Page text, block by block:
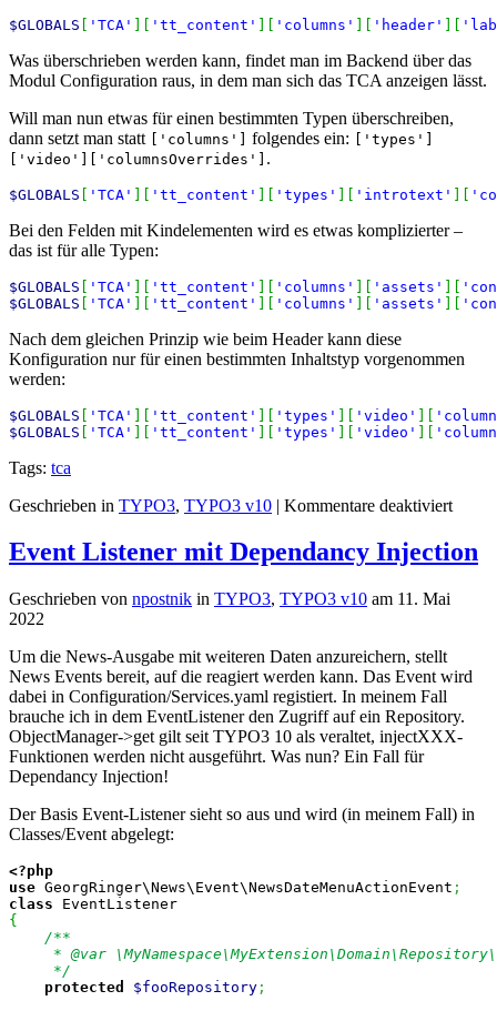
$GLOBALS [ 'TCA' ] [ 'tt_content' ] [ 'columns' ] [ 'header' ] [
Was überschrieben werden kann, findet man im Backend über das
Modul Configuration raus, in dem man sich das TCA anzeigen lässt.
Will man nun etwas für einen bestimmten Typen überschreiben,
dann setzt man statt ['columns'] folgendes ein: ['types']
['video']['columnsOverrides'] .
$GLOBALS [ 'TCA' ] [ 'tt_content' ] [ 'types' ] [ 'introtext' ] [
Bei den Felden mit Kindelementen wird es etwas komplizierter –
das ist für alle Typen:
$GLOBALS [ 'TCA' ] [ 'tt_content' ] [ 'columns' ] [ 'assets' ] [
$GLOBALS [ 'TCA' ] [ 'tt_content' ] [ 'columns' ] [ 'assets' ] [
Nach dem gleichen Prinzip wie beim Header kann diese
Konfiguration nur für einen bestimmten Inhaltstyp vorgenommen
werden:
$GLOBALS [ 'TCA' ] [ 'tt_content' ] [ 'types' ] [ 'video' ] [
$GLOBALS [ 'TCA' ] [ 'tt_content' ] [ 'types' ] [ 'video' ] [
Tags: tca
Geschrieben in TYPO3, TYPO3 v10 | Kommentare deaktiviertfür
für
Typen
Event Listener mit Dependancy Injection
Geschrieben von npostnik in TYPO3, TYPO3 v10 am 11. Mai
2022
Um die News-Ausgabe mit weiteren Daten anzureichern, stellt
News Events bereit, auf die reagiert werden kann. Das Event wird
dabei in Configuration/Services.yaml registiert. In meinem Fall
brauche ich in dem EventListener den Zugriff auf ein Repository.
ObjectManager->get gilt seit TYPO3 10 als veraltet, injectXXX-
Funktionen werden nicht ausgeführt. Was nun? Ein Fall für
Dependancy Injection!
Der Basis Event-Listener sieht so aus und wird (in meinem Fall) in
Classes/Event abgelegt:
<?php
use GeorgRinger\News\Event\NewsDateMenuActionEvent ;
class
{
/**
* @var
     */
protected
$fooRepository ;